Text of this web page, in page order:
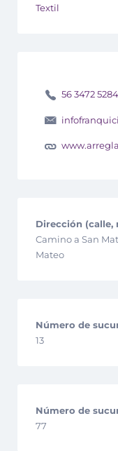
Textil
56 3472 5284
Dirección (calle,
Camino a San
Mateo
Número de
13
Número de
77